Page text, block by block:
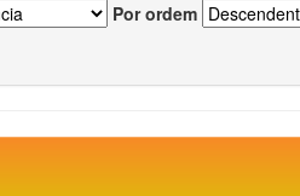
Por ordem